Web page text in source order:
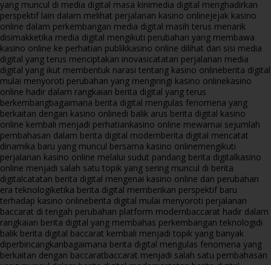
yang muncul di media digital masa kinimedia digital menghadirkan
perspektif lain dalam melihat perjalanan kasino onlinejejak kasino
online dalam perkembangan media digital masih terus menarik
disimakketika media digital mengikuti perubahan yang membawa
kasino online ke perhatian publikkasino online dilihat dari sisi media
digital yang terus menciptakan inovasicatatan perjalanan media
digital yang ikut membentuk narasi tentang kasino onlineberita digital
mulai menyoroti perubahan yang mengiringi kasino onlinekasino
online hadir dalam rangkaian berita digital yang terus
berkembangbagaimana berita digital mengulas fenomena yang
berkaitan dengan kasino onlinedi balik arus berita digital kasino
online kembali menjadi perhatiankasino online mewarnai sejumlah
pembahasan dalam berita digital modernberita digital mencatat
dinamika baru yang muncul bersama kasino onlinemengikuti
perjalanan kasino online melalui sudut pandang berita digitalkasino
online menjadi salah satu topik yang sering muncul di berita
digitalcatatan berita digital mengenai kasino online dan perubahan
era teknologiketika berita digital memberikan perspektif baru
terhadap kasino onlineberita digital mulai menyoroti perjalanan
baccarat di tengah perubahan platform modernbaccarat hadir dalam
rangkaian berita digital yang membahas perkembangan teknologidi
balik berita digital baccarat kembali menjadi topik yang banyak
diperbincangkanbagaimana berita digital mengulas fenomena yang
berkaitan dengan baccaratbaccarat menjadi salah satu pembahasan